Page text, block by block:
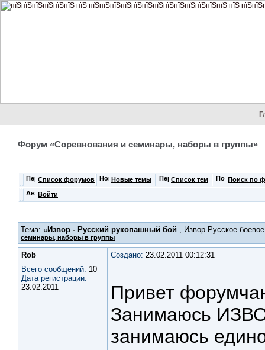
Форум «Соревнования и семинары, наборы в группы»
Список форумов Новые темы Список тем Поиск по
Войти
Тема: «Извор - Русский рукопашный бой , Извор Русское
семинары, наборы в группы
Rob
Всего сообщений: 10
Дата регистрации:
23.02.2011
Создано: 23.02.2011 00:12:31
Привет
Занимаюсь
занимаюсь